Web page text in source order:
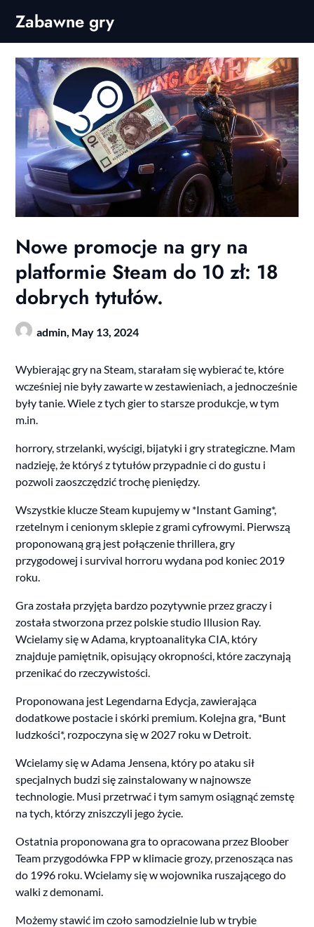
content
Zabawne gry
Nowe promocje na gry na
platformie Steam do 10 zł: 18
dobrych tytułów.
admin, May 13, 2024
Wybierając gry na Steam, starałam się wybierać te, które
wcześniej nie były zawarte w zestawieniach, a jednocześnie
były tanie. Wiele z tych gier to starsze produkcje, w tym
m.in.
horrory, strzelanki, wyścigi, bijatyki i gry strategiczne. Mam
nadzieję, że któryś z tytułów przypadnie ci do gustu i
pozwoli zaoszczędzić trochę pieniędzy.
Wszystkie klucze Steam kupujemy w *Instant Gaming*,
rzetelnym i cenionym sklepie z grami cyfrowymi. Pierwszą
proponowaną grą jest połączenie thrillera, gry
przygodowej i survival horroru wydana pod koniec 2019
roku.
Gra została przyjęta bardzo pozytywnie przez graczy i
została stworzona przez polskie studio Illusion Ray.
Wcielamy się w Adama, kryptoanalityka CIA, który
znajduje pamiętnik, opisujący okropności, które zaczynają
przenikać do rzeczywistości.
Proponowana jest Legendarna Edycja, zawierająca
dodatkowe postacie i skórki premium. Kolejna gra, *Bunt
ludzkości*, rozpoczyna się w 2027 roku w Detroit.
Wcielamy się w Adama Jensena, który po ataku sił
specjalnych budzi się zainstalowany w najnowsze
technologie. Musi przetrwać i tym samym osiągnąć zemstę
na tych, którzy zniszczyli jego życie.
Ostatnia proponowana gra to opracowana przez Bloober
Team przygodówka FPP w klimacie grozy, przenosząca nas
do 1996 roku. Wcielamy się w wojownika ruszającego do
walki z demonami.
Możemy stawić im czoło samodzielnie lub w trybie